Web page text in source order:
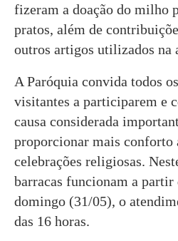
fizeram a doação do milho
pratos, além de
outros artigos utilizados na
A Paróquia convida todos
visitantes a participarem e
causa considerada
proporcionar mais conforto
celebrações religiosas.
barracas funcionam a partir
domingo (31/05), o
das 16 horas.